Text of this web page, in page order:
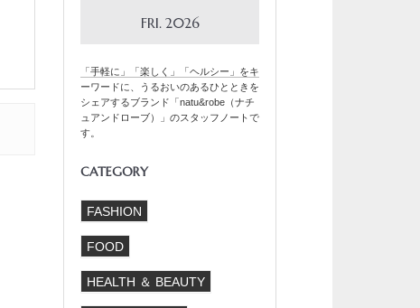
FRI 2026
「手軽に」「楽しく」「ヘルシー」をキ
ーワードに、うるおいのあるひとときを
シェアするブランド「natu&robe（ナチ
ュアンドローブ）」のスタッフノートで
す。
CATEGORY
FASHION
FOOD
HEALTH ＆ BEAUTY